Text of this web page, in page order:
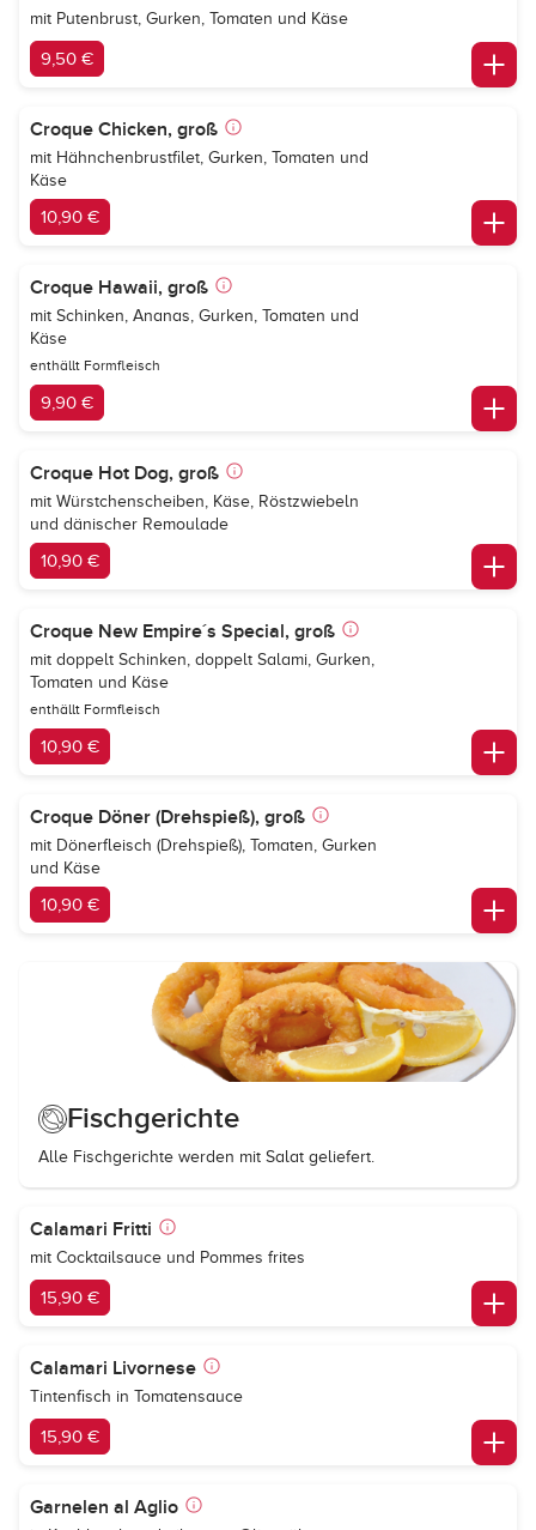
mit Putenbrust, Gurken, Tomaten und Käse
9,50 €
Croque Chicken, groß
mit Hähnchenbrustfilet, Gurken, Tomaten und
Käse
10,90 €
Croque Hawaii, groß
mit Schinken, Ananas, Gurken, Tomaten und
Käse
enthällt Formfleisch
9,90 €
Croque Hot Dog, groß
mit Würstchenscheiben, Käse, Röstzwiebeln
und dänischer Remoulade
10,90 €
Croque New Empire´s Special, groß
mit doppelt Schinken, doppelt Salami, Gurken,
Tomaten und Käse
enthällt Formfleisch
10,90 €
Croque Döner (Drehspieß), groß
mit Dönerfleisch (Drehspieß), Tomaten, Gurken
und Käse
10,90 €
Fischgerichte
Alle Fischgerichte werden mit Salat geliefert.
Calamari Fritti
mit Cocktailsauce und Pommes frites
15,90 €
Calamari Livornese
Tintenfisch in Tomatensauce
15,90 €
Garnelen al Aglio